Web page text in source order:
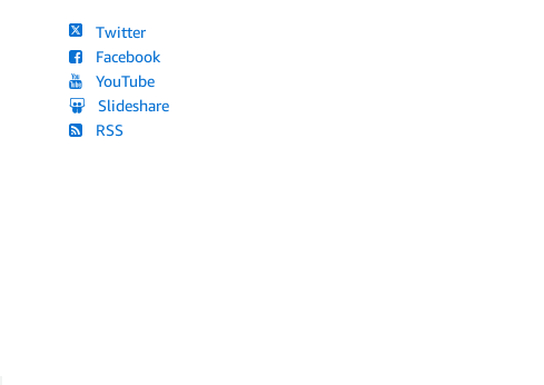
Twitter
Facebook
YouTube
Slideshare
RSS